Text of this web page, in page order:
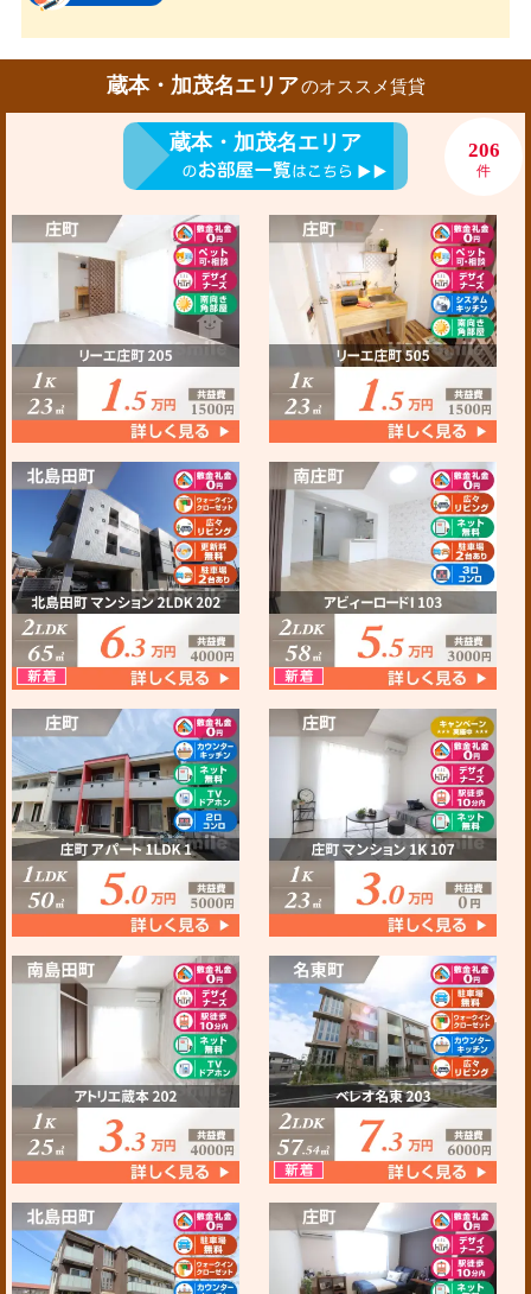
蔵本・加茂名エリアのオススメ賃貸
蔵本・加茂名エリア 206
件